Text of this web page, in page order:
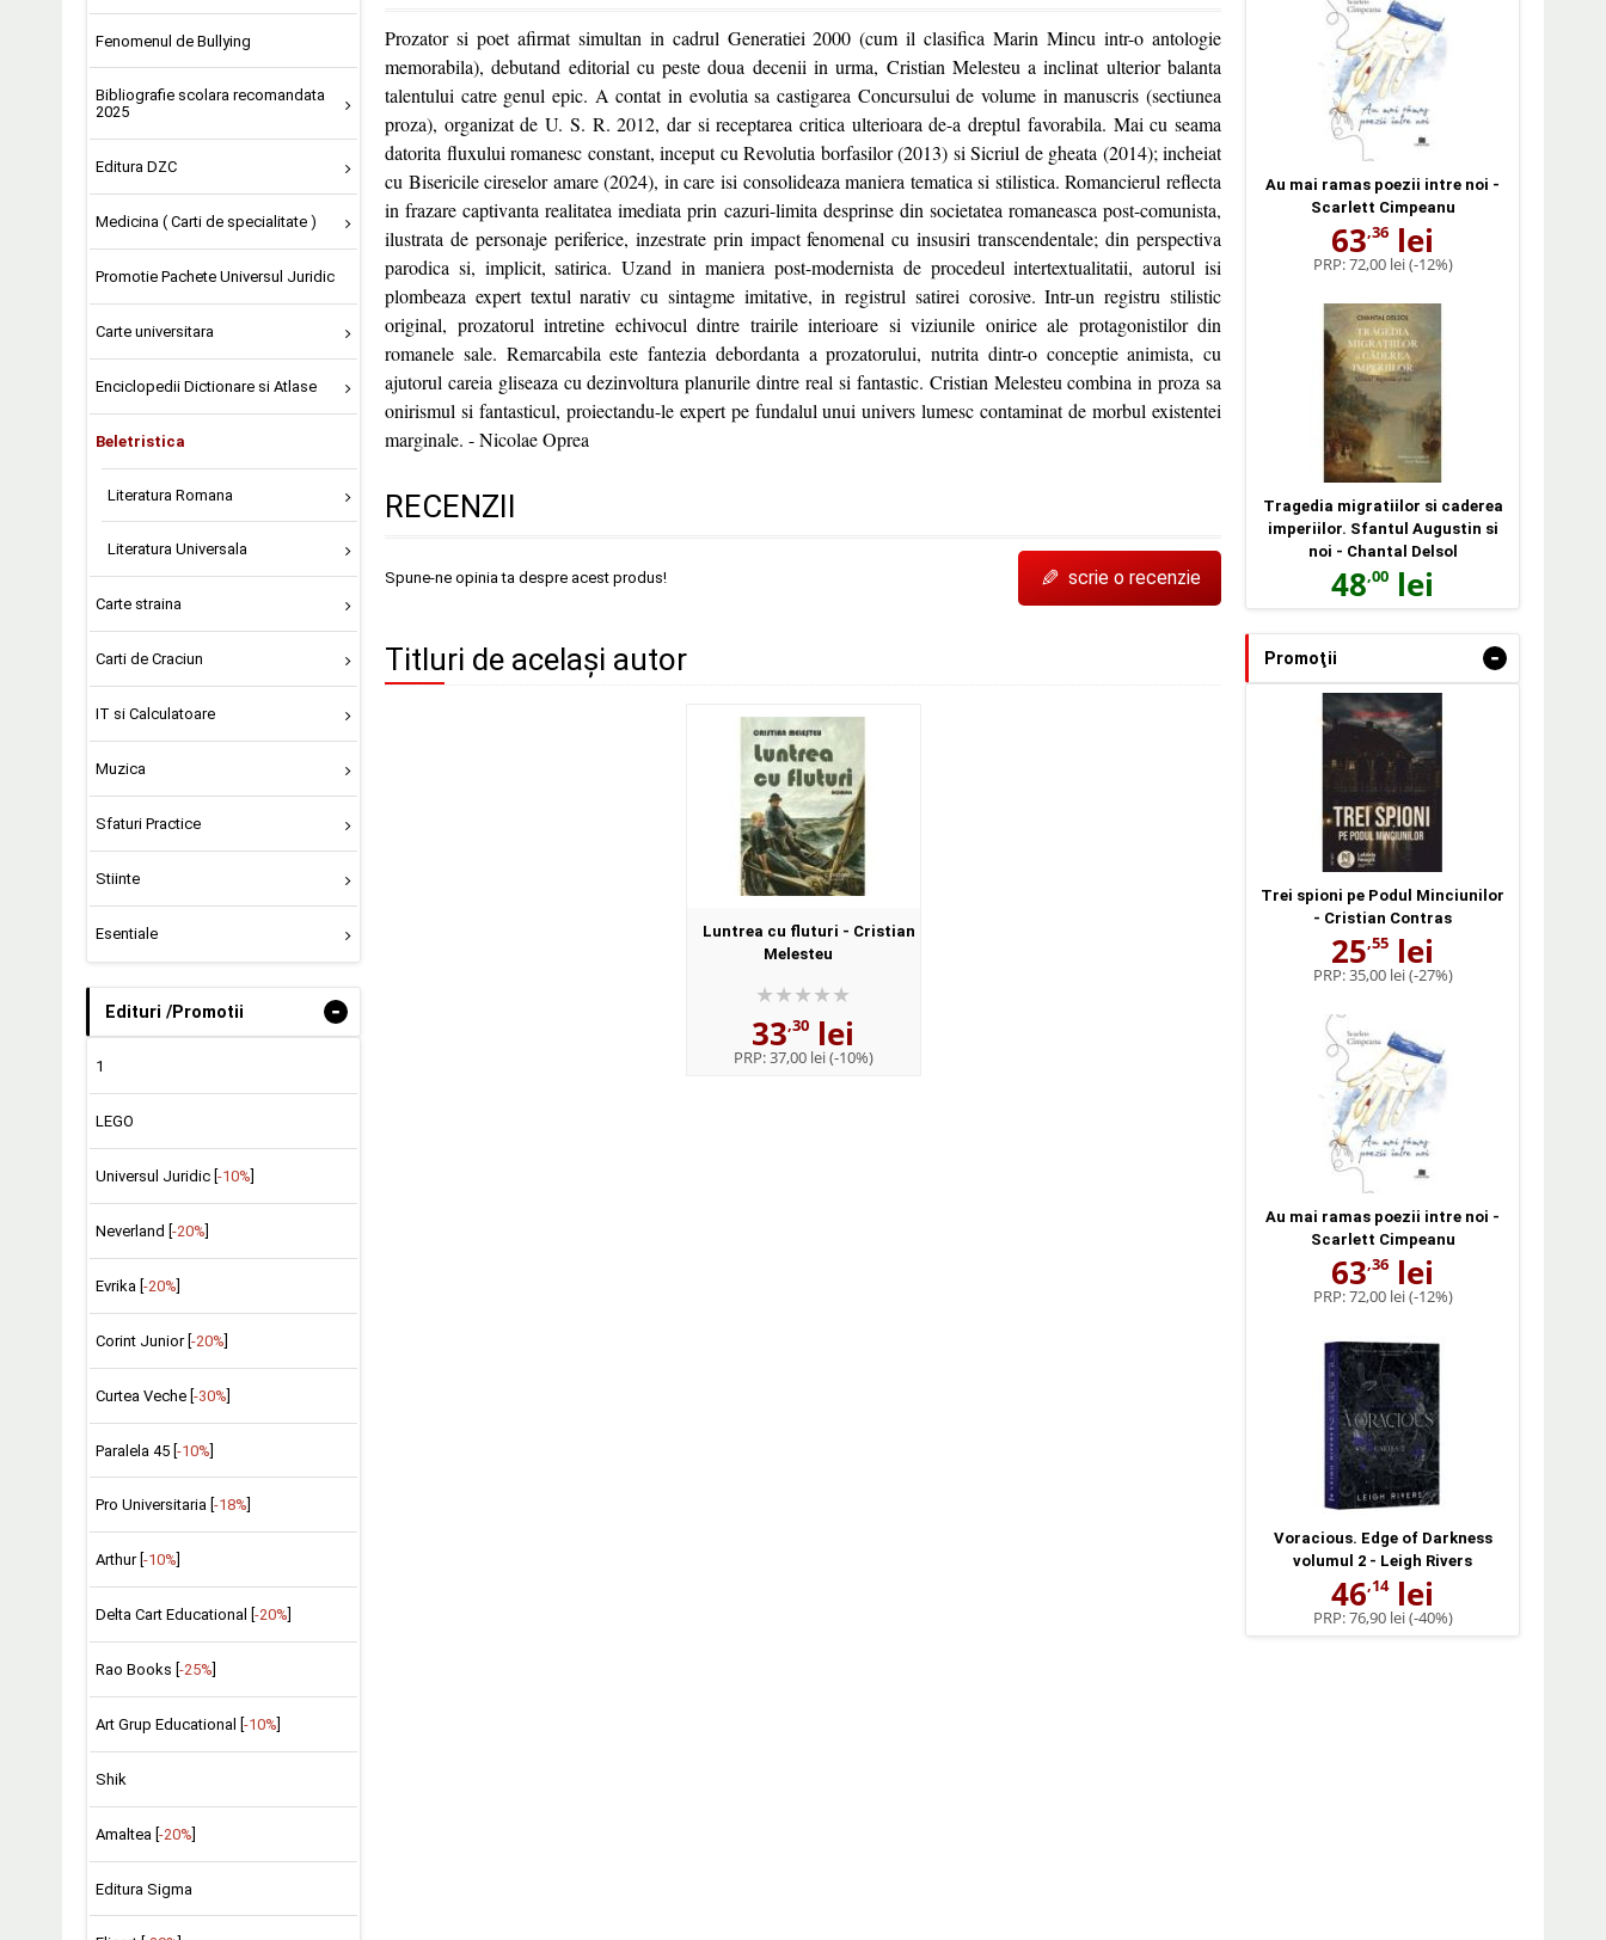
Fenomenul de Bullying
Bibliografie scolara recomandata
2025
Editura DZC
Medicina ( Carti de specialitate )
Promotie Pachete Universul Juridic
Carte universitara
Enciclopedii Dictionare si Atlase
Beletristica
Literatura Romana
Literatura Universala
Carte straina
Carti de Craciun
IT si Calculatoare
Muzica
Sfaturi Practice
Stiinte
Esentiale
Edituri /Promotii -
1
LEGO
Universul Juridic [ -10%
Neverland [ -20%
Evrika [ -20%
Corint Junior [ -20%
Curtea Veche [-30%]
Paralela 45 [-10%]
Pro Universitaria [ -18%
Arthur [ -10%
Delta Cart Educational [ -20%
Rao Books [ -25%
Art Grup Educational [ -10%
Shik
Amaltea [-20%]
Editura Sigma
Prozator si poet afirmat simultan in cadrul Generatiei 2000 (cum il clasifica Marin Mincu intr-o antologie
memorabila), debutand editorial cu peste doua decenii in urma, Cristian Melesteu a inclinat ulterior balanta
talentului catre genul epic. A contat in evolutia sa castigarea Concursului de volume in manuscris (sectiunea
proza), organizat de U. S. R. 2012, dar si receptarea critica ulterioara de-a dreptul favorabila. Mai cu seama
datorita fluxului romanesc constant, inceput cu Revolutia borfasilor (2013) si Sicriul de gheata (2014); incheiat
cu Bisericile cireselor amare (2024), in care isi consolideaza maniera tematica si stilistica. Romancierul reflecta
in frazare captivanta realitatea imediata prin cazuri-limita desprinse din societatea romaneasca post-comunista,
ilustrata de personaje periferice, inzestrate prin impact fenomenal cu insusiri transcendentale; din perspectiva
parodica si, implicit, satirica. Uzand in maniera post-modernista de procedeul intertextualitatii, autorul isi
plombeaza expert textul narativ cu sintagme imitative, in registrul satirei corosive. Intr-un registru stilistic
original, prozatorul intretine echivocul dintre trairile interioare si viziunile onirice ale protagonistilor din
romanele sale. Remarcabila este fantezia debordanta a prozatorului, nutrita dintr-o conceptie animista, cu
ajutorul careia gliseaza cu dezinvoltura planurile dintre real si fantastic. Cristian Melesteu combina in proza sa
onirismul si fantasticul, proiectandu-le expert pe fundalul unui univers lumesc contaminat de morbul existentei
marginale. - Nicolae Oprea
RECENZII
Spune-ne opinia ta despre acest produs! ✎ scrie o recenzie
Titluri de același autor
Luntrea cu fluturi - Cristian
Melesteu
33,30 lei
PRP:37,00 lei(-10%)
Au mai ramas poezii intre noi -
Scarlett Cimpeanu
63,36 lei
PRP:72,00 lei(-12%)
Tragedia migratiilor si caderea
imperiilor. Sfantul Augustin si
noi - Chantal Delsol
48,00 lei
Promoţii -
Trei spioni pe Podul Minciunilor
- Cristian Contras
25,55 lei
PRP:35,00 lei(-27%)
Au mai ramas poezii intre noi -
Scarlett Cimpeanu
63,36 lei
PRP:72,00 lei(-12%)
Voracious. Edge of Darkness
volumul 2 - Leigh Rivers
46,14lei
PRP:76,90 lei(-40%)